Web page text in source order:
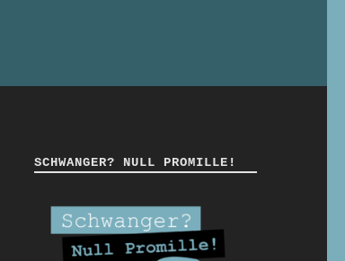
SCHWANGER? NULL PROMILLE!